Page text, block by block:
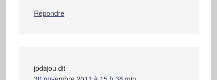
Répondre
jpdajou dit